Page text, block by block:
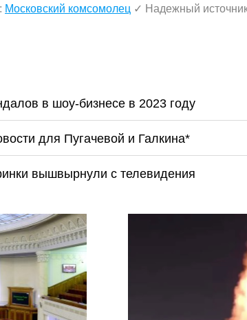
Московский комсомолец ✓ Надежный
в шоу-бизнесе в 2023 году
для Пугачевой и Галкина*
вышвырнули с телевидения